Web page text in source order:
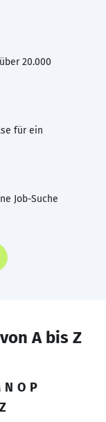
20.000
für ein
Job-Suche
A bis Z
N O P
Z